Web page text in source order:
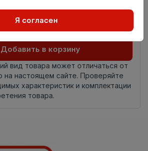
Добавить в корзину
вид товара может отличаться от
на настоящем сайте. Проверяйте
характеристик и комплектации
товара.
Я согласен